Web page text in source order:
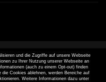
und die Zugriffe auf unsere Webseite
zu Ihrer Nutzung unserer Webseite an
(auch zu einem Opt-out) finden
die Cookies ablehnen, werden Bereiche auf
Weitere Informationen dazu unter